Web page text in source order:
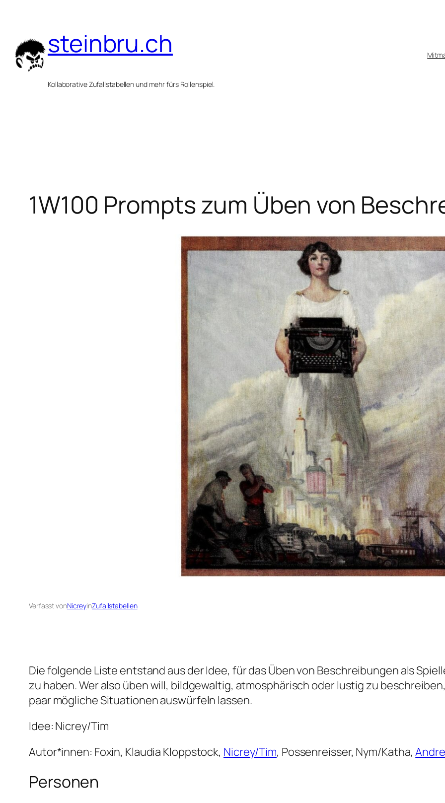
springen steinbru.ch
Kollaborative Zufallstabellen und mehr fürs Rollenspiel.
1W100 Prompts zum Üben von
Verfasst vonNicreyinZufallstabellen
Die folgende Liste entstand aus der Idee, für das Üben von Beschreibungen als
zu haben. Wer also üben will, bildgewaltig, atmosphärisch oder lustig zu
paar mögliche Situationen auswürfeln lassen.
Idee: Nicrey/Tim
Autor*innen: Foxin, Klaudia Kloppstock, Nicrey/Tim, Possenreisser, Nym/Katha,
Personen